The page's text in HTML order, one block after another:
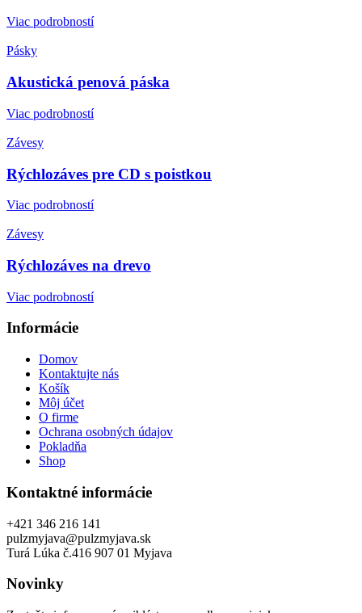
Viac podrobností
Pásky
Akustická penová páska
Viac podrobností
Závesy
Rýchlozáves pre CD s poistkou
Viac podrobností
Závesy
Rýchlozáves na drevo
Viac podrobností
Informácie
Domov
Kontaktujte nás
Košík
Môj účet
O firme
Ochrana osobných údajov
Pokladňa
Shop
Kontaktné informácie
+421 346 216 141
pulzmyjava@pulzmyjava.sk
Turá Lúka č.416 907 01 Myjava
Novinky